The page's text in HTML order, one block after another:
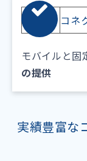
03 コネ
モバイルと固
の提供
実績豊富な